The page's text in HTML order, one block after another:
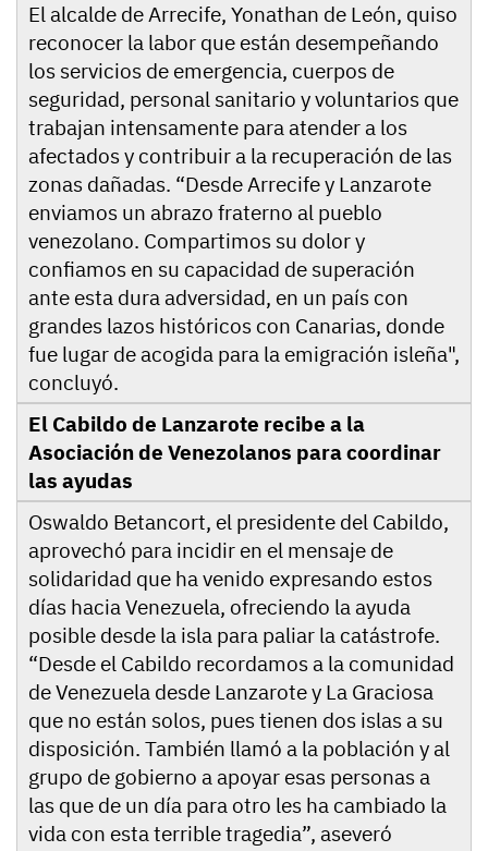
El alcalde de Arrecife, Yonathan de León, quiso
reconocer la labor que están desempeñando
los servicios de emergencia, cuerpos de
seguridad, personal sanitario y voluntarios que
trabajan intensamente para atender a los
afectados y contribuir a la recuperación de las
zonas dañadas. “Desde Arrecife y Lanzarote
enviamos un abrazo fraterno al pueblo
venezolano. Compartimos su dolor y
confiamos en su capacidad de superación
ante esta dura adversidad, en un país con
grandes lazos históricos con Canarias, donde
fue lugar de acogida para la emigración isleña",
concluyó.
El Cabildo de Lanzarote recibe a la
Asociación de Venezolanos para coordinar
las ayudas
Oswaldo Betancort, el presidente del Cabildo,
aprovechó para incidir en el mensaje de
solidaridad que ha venido expresando estos
días hacia Venezuela, ofreciendo la ayuda
posible desde la isla para paliar la catástrofe.
“Desde el Cabildo recordamos a la comunidad
de Venezuela desde Lanzarote y La Graciosa
que no están solos, pues tienen dos islas a su
disposición. También llamó a la población y al
grupo de gobierno a apoyar esas personas a
las que de un día para otro les ha cambiado la
vida con esta terrible tragedia”, aseveró